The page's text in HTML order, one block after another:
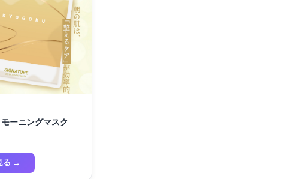
ーニングマスク
る →